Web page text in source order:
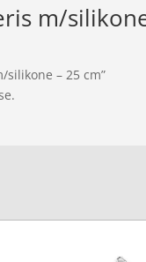
m/
– 25 cm”